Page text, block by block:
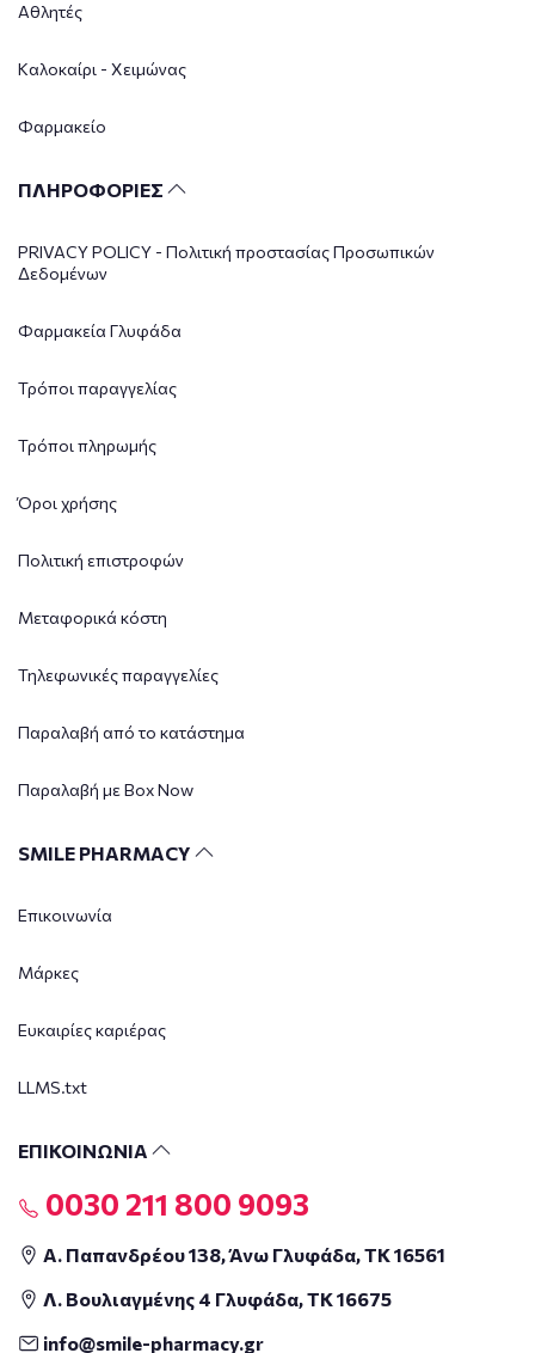
Αθλητές
Καλοκαίρι - Χειμώνας
Φαρμακείο
ΠΛΗΡΟΦΟΡΙΕΣ
PRIVACY POLICY - Πολιτική προστασίας Προσωπικών
Δεδομένων
Φαρμακεία Γλυφάδα
Τρόποι παραγγελίας
Τρόποι πληρωμής
Όροι χρήσης
Πολιτική επιστροφών
Μεταφορικά κόστη
Τηλεφωνικές παραγγελίες
Παραλαβή από το κατάστημα
Παραλαβή με Box Now
SMILE PHARMACY
Επικοινωνία
Μάρκες
Ευκαιρίες καριέρας
LLMS.txt
ΕΠΙΚΟΙΝΩΝΙΑ
0030 211 800 9093
Α. Παπανδρέου 138, Άνω Γλυφάδα, ΤΚ 16561
Λ. Βουλιαγμένης 4 Γλυφάδα, ΤΚ 16675
info@smile-pharmacy.gr